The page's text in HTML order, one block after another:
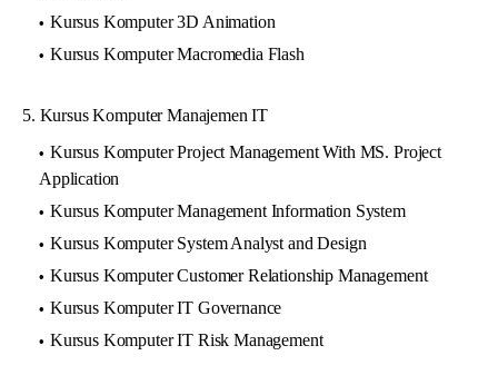
Kursus Komputer 3D Animation
Kursus Komputer Macromedia Flash
5. Kursus Komputer Manajemen IT
Kursus Komputer Project Management With MS. Project
Application
Kursus Komputer Management Information System
Kursus Komputer System Analyst and Design
Kursus Komputer Customer Relationship Management
Kursus Komputer IT Governance
Kursus Komputer IT Risk Management